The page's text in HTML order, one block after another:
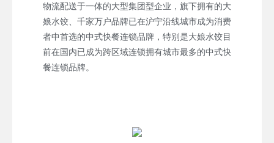
物流配送于一体的大型集团型企业，旗下拥有的大
娘水饺、千家万户品牌已在沪宁沿线城市成为消费
者中首选的中式快餐连锁品牌，特别是大娘水饺目
前在国内已成为跨区域连锁拥有城市最多的中式快
餐连锁品牌。